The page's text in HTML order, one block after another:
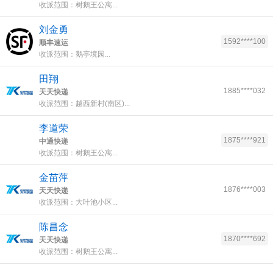
收派范围：树鹅王公寓...
刘金勇
顺丰速运
收派范围：鹅亭境园...
1592****100
田翔
天天快递
收派范围：越西新村(南区)...
1885****032
李道荣
中通快递
收派范围：树鹅王公寓...
1875****921
金苗萍
天天快递
收派范围：大叶池小区...
1876****003
陈昌念
天天快递
收派范围：树鹅王公寓...
1870****692